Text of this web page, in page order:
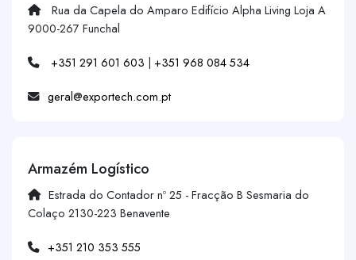
Rua da Capela do Amparo Edifício Alpha Living Loja A
9000-267 Funchal
+351 291 601 603 | +351 968 084 534
geral@exportech.com.pt
Armazém Logístico
Estrada do Contador nº 25 - Fracção B Sesmaria do
Colaço 2130-223 Benavente
+351 210 353 555